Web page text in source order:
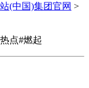
(中国)集团官网 >
点#燃起